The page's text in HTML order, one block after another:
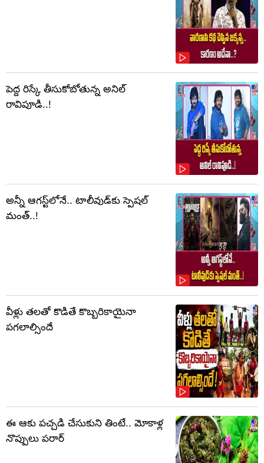
పెద్ద రిస్కే తీసుకోబోతున్న అనిల్
రావిపూడి..!
అన్నీ ఆగస్ట్‌లోనే.. టాలీవుడ్‌కు స్పెషల్
మంత్..!
వీళ్లు తలతో కొడితే కొబ్బరికాయైనా
పగలాల్సిందే
ఈ ఆకు పచ్చడి చేసుకుని తింటే.. మోకాళ్ల
నొప్పులు పరార్‌